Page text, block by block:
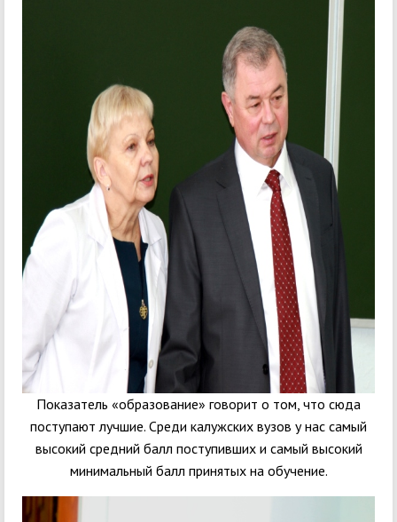
Показатель «образование» говорит о том, что сюда
поступают лучшие. Среди калужских вузов у нас самый
высокий средний балл поступивших и самый высокий
минимальный балл принятых на обучение.